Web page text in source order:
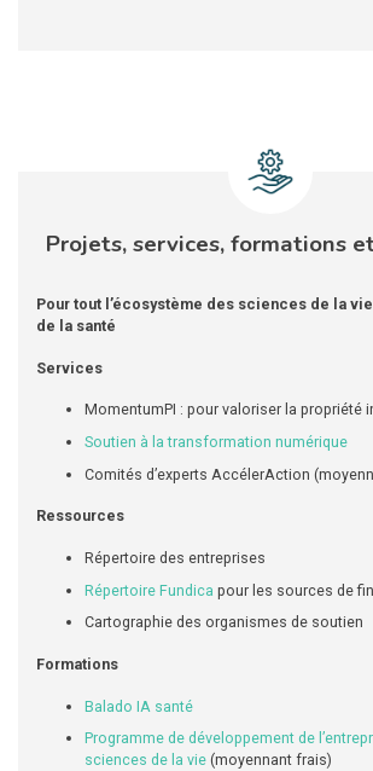
Projets, services, formations
Pour tout l’écosystème des sciences de la
de la santé
Services
MomentumPI : pour valoriser la propriété
Soutien à la transformation numérique
Comités d’experts AccélerAction
Ressources
Répertoire des entreprises
Répertoire Fundica pour les sources de
Cartographie des organismes de soutien
Formations
Balado IA santé
Programme de développement de
sciences de la vie (moyennant frais)